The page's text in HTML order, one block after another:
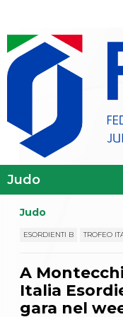
Norme e
Classifica
Judo
ESORDIENTI B TROFEO
A
Italia
gara nel